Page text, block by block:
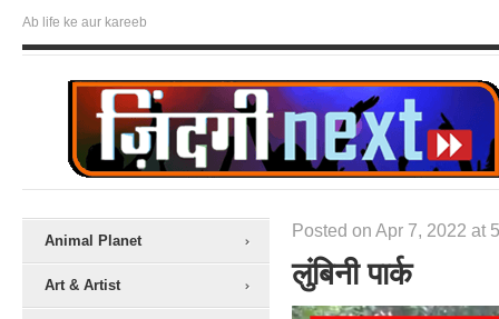
Ab life ke aur kareeb
Animal Planet
Art & Artist
Posted on Apr 7, 2022 at
लुंबिनी पार्क